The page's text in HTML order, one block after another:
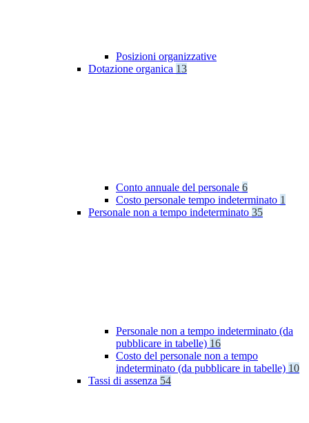
Posizioni organizzative
Dotazione organica 13
Conto annuale del personale 6
Costo personale tempo indeterminato 1
Personale non a tempo indeterminato 35
Personale non a tempo indeterminato (da
pubblicare in tabelle) 16
Costo del personale non a tempo
indeterminato (da pubblicare in tabelle) 10
Tassi di assenza 54